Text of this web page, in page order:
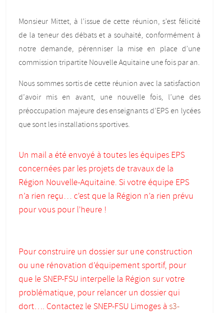
Monsieur Mittet, à l’issue de cette réunion, s’est félicité
de la teneur des débats et a souhaité, conformément à
notre demande, pérenniser la mise en place d’une
commission tripartite Nouvelle Aquitaine une fois par an.
Nous sommes sortis de cette réunion avec la satisfaction
d’avoir mis en avant, une nouvelle fois, l’une des
préoccupation majeure des enseignants d’EPS en lycées
que sont les installations sportives.
Un mail a été envoyé à toutes les équipes EPS
concernées par les projets de travaux de la
Région Nouvelle-Aquitaine. Si votre équipe EPS
n’a rien reçu… c’est que la Région n’a rien prévu
pour vous pour l’heure !
Pour construire un dossier sur une construction
ou une rénovation d’équipement sportif, pour
que le SNEP-FSU interpelle la Région sur votre
problématique, pour relancer un dossier qui
dort…. Contactez le SNEP-FSU Limoges às3-